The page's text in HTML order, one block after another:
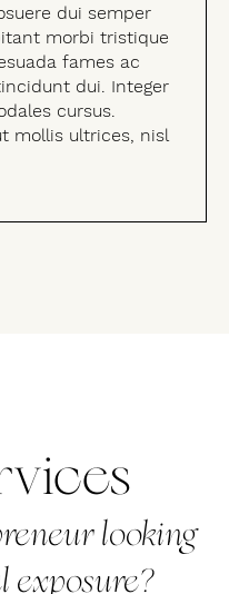
dui semper
morbi tristique
fames ac
dui. Integer
cursus.
mollis ultrices, nisl
looking
exposure?